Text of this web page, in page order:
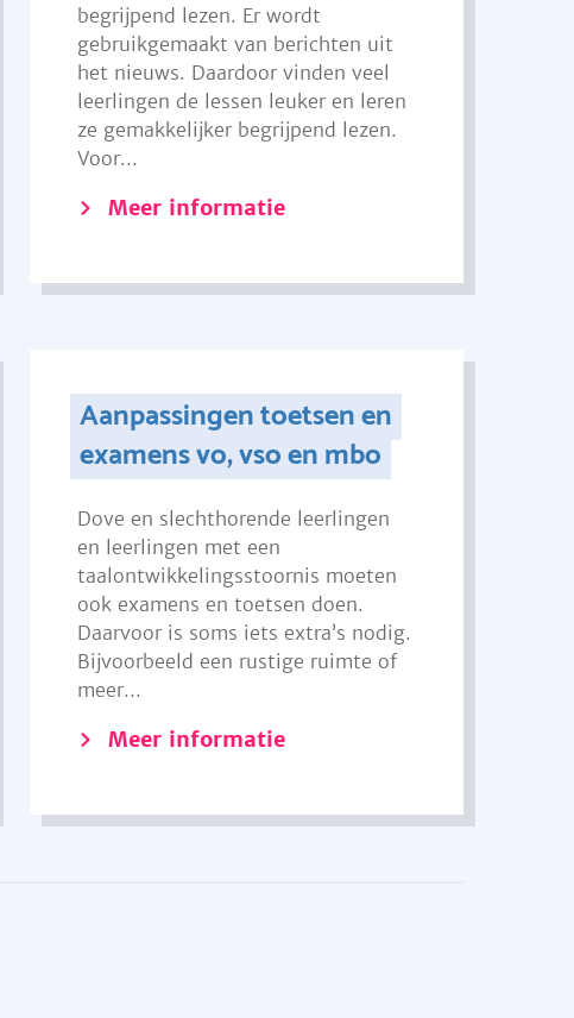
begrijpend lezen. Er wordt
gebruikgemaakt van berichten uit
het nieuws. Daardoor vinden veel
leerlingen de lessen leuker en leren
ze gemakkelijker begrijpend lezen.
Voor...
Meer informatie
Aanpassingen toetsen en
examens vo, vso en mbo
Dove en slechthorende leerlingen
en leerlingen met een
taalontwikkelingsstoornis moeten
ook examens en toetsen doen.
Daarvoor is soms iets extra’s nodig.
Bijvoorbeeld een rustige ruimte of
meer...
Meer informatie